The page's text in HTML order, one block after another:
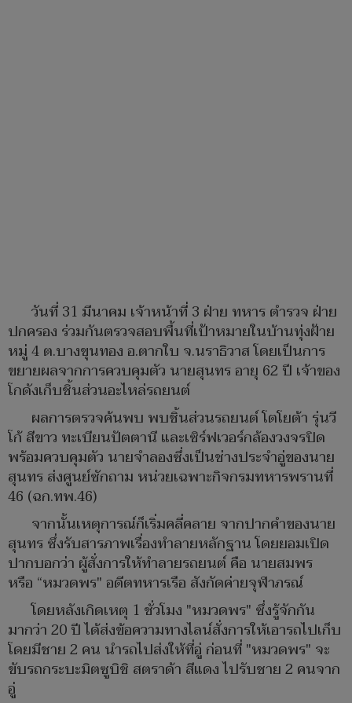
วันที่ 31 มีนาคม เจ้าหน้าที่ 3 ฝ่าย ทหาร ตำรวจ ฝ่าย
ปกครอง ร่วมกันตรวจสอบพื้นที่เป้าหมายในบ้านทุ่งฝ้าย
หมู่ 4 ต.บางขุนทอง อ.ตากใบ จ.นราธิวาส โดยเป็นการ
ขยายผลจากการควบคุมตัว นายสุนทร อายุ 62 ปี เจ้าของ
โกดังเก็บชิ้นส่วนอะไหล่รถยนต์
ผลการตรวจค้นพบ พบชิ้นส่วนรถยนต์ โตโยต้า รุ่นวี
โก้ สีขาว ทะเบียนปัตตานี และเซิร์ฟเวอร์กล้องวงจรปิด
พร้อมควบคุมตัว นายจำลองซึ่งเป็นช่างประจำอู่ของนาย
สุนทร ส่งศูนย์ซักถาม หน่วยเฉพาะกิจกรมทหารพรานที่
46 (ฉก.ทพ.46)
จากนั้นเหตุการณ์ก็เริ่มคลี่คลาย จากปากคำของนาย
สุนทร ซึ่งรับสารภาพเรื่องทำลายหลักฐาน โดยยอมเปิด
ปากบอกว่า ผู้สั่งการให้ทำลายรถยนต์ คือ นายสมพร
หรือ “หมวดพร" อดีตทหารเรือ สังกัดค่ายจุฬาภรณ์
โดยหลังเกิดเหตุ 1 ชั่วโมง "หมวดพร" ซึ่งรู้จักกัน
มากว่า 20 ปี ได้ส่งข้อความทางไลน์สั่งการให้เอารถไปเก็บ
โดยมีชาย 2 คน นำรถไปส่งให้ที่อู่ ก่อนที่ "หมวดพร" จะ
ขับรถกระบะมิตซูบิชิ สตราด้า สีแดง ไปรับชาย 2 คนจาก
อู่